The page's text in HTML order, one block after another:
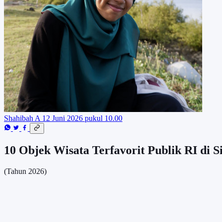
Shahibah A 12 Juni 2026 pukul 10.00
10 Objek Wisata Terfavorit Publik RI di
(Tahun 2026)